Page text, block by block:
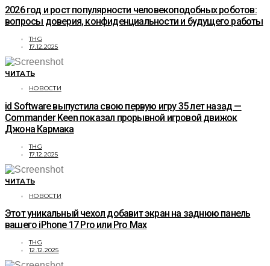
2026 год и рост популярности человекоподобных роботов:
вопросы доверия, конфиденциальности и будущего работы
THG
17.12.2025
ЧИТАТЬ
НОВОСТИ
id Software выпустила свою первую игру 35 лет назад —
Commander Keen показал прорывной игровой движок
Джона Кармака
THG
17.12.2025
ЧИТАТЬ
НОВОСТИ
Этот уникальный чехол добавит экран на заднюю панель
вашего iPhone 17 Pro или Pro Max
THG
12.12.2025